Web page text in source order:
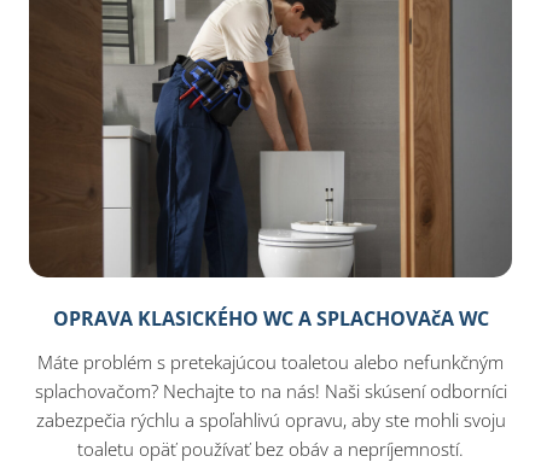
OPRAVA KLASICKÉHO WC A SPLACHOVAčA WC
Máte problém s pretekajúcou toaletou alebo nefunkčným
splachovačom? Nechajte to na nás! Naši skúsení odborníci
zabezpečia rýchlu a spoľahlivú opravu, aby ste mohli svoju
toaletu opäť používať bez obáv a nepríjemností.